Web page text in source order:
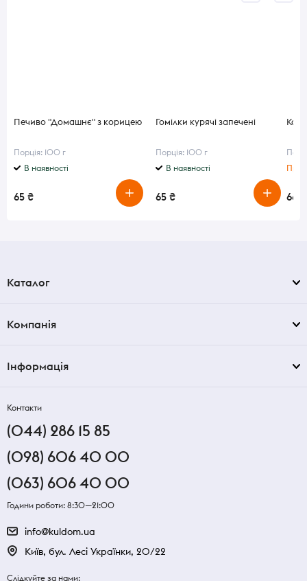
Печиво "Домашнє" з корицею
Порція: 100 г
В наявності
65 ₴
Гомілки курячі запечені
Порція: 100 г
В наявності
65 ₴ 66 ₴
Каталог
Компанія
Інформація
Контакти
(044) 286 15 85
(098) 606 40 00
(063) 606 40 00
Години роботи: 8:30—21:00
info@kuldom.ua
Київ, бул. Лесі Українки, 20/22
Слідкуйте за нами: